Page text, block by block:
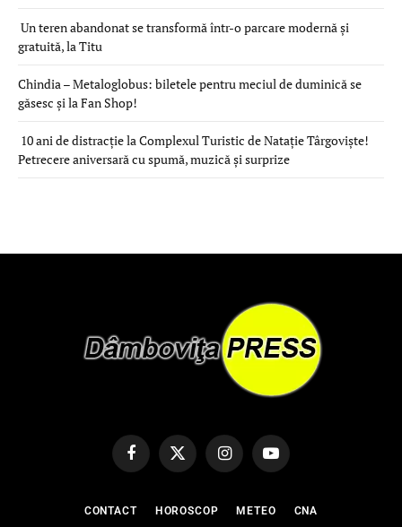
Un teren abandonat se transformă într-o parcare modernă și
gratuită, la Titu
Chindia – Metaloglobus: biletele pentru meciul de duminică se
găsesc și la Fan Shop!
10 ani de distracție la Complexul Turistic de Natație Târgoviște!
Petrecere aniversară cu spumă, muzică și surprize
FacebookX
(Twitter)
InstagramYouTube
CONTACT HOROSCOP METEO CNA